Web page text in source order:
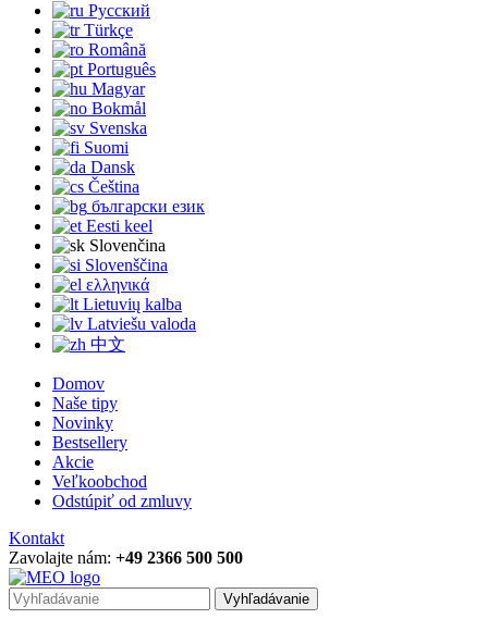
Русский
Türkçe
Română
Português
Magyar
Bokmål
Svenska
Suomi
Dansk
Čeština
български език
Eesti keel
Slovenčina
Slovenščina
ελληνικά
Lietuvių kalba
Latviešu valoda
中文
Domov
Naše tipy
Novinky
Bestsellery
Akcie
Veľkoobchod
Odstúpiť od zmluvy
Kontakt
Zavolajte nám: +49 2366 500 500
Vyhľadávanie